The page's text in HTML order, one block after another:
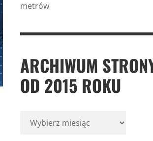
metrów
ARCHIWUM
OD 2015 ROKU
Archiwum
strony